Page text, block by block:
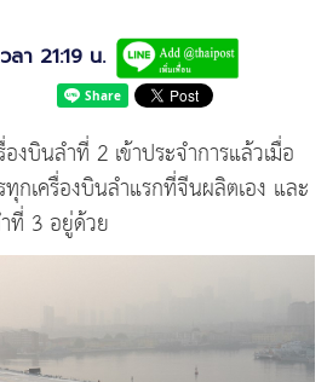
า 21:19 น.
งบินลำที่ 2 เข้าประจำการแล้วเมื่อ
ทุกเครื่องบินลำแรกที่จีนผลิตเอง และ
ที่ 3 อยู่ด้วย